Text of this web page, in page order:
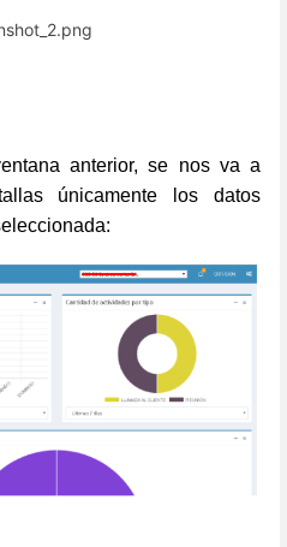
anterior, se nos va a
únicamente los datos